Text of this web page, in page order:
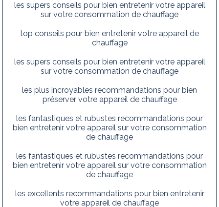
les supers conseils pour bien entretenir votre appareil
sur votre consommation de chauffage
top conseils pour bien entretenir votre appareil de
chauffage
les supers conseils pour bien entretenir votre appareil
sur votre consommation de chauffage
les plus incroyables recommandations pour bien
préserver votre appareil de chauffage
les fantastiques et rubustes recommandations pour
bien entretenir votre appareil sur votre consommation
de chauffage
les fantastiques et rubustes recommandations pour
bien entretenir votre appareil sur votre consommation
de chauffage
les excellents recommandations pour bien entretenir
votre appareil de chauffage